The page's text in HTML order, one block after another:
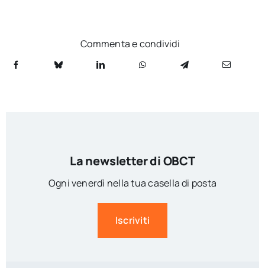
Commenta e condividi
La newsletter di OBCT
Ogni venerdì nella tua casella di posta
Iscriviti